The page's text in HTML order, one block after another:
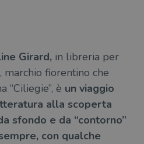
Girard, in libreria per
marchio fiorentino che
“Ciliegie”, è un viaggio
alla scoperta
sfondo e da “contorno”
con qualche